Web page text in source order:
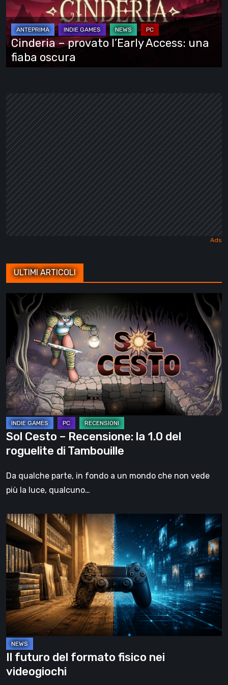
Access:
una
fiaba
oscura
Cinderia – provato l’Early Access: una
fiaba oscura
ULTIMI ARTICOLI
Cesto
Recensione:
la
1.0
del
roguelite
di
Tambouille
Sol Cesto – Recensione: la 1.0 del
roguelite di Tambouille
Da qualche parte, in fondo a un mondo che non vede
più la luce, qualcuno…
Il
futuro
del
formato
fisico
videogiochi
Il futuro del formato fisico nei
videogiochi